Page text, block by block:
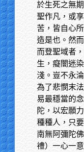
於生死之無
聖作凡，或
苦，皆自心
造是也。然
而登聖域者
生，癡闇迷
淺。豈不永
為了悲憫末
易最穩當的
陀，以宏願
種種人，只
南無阿彌陀
禮）一心一